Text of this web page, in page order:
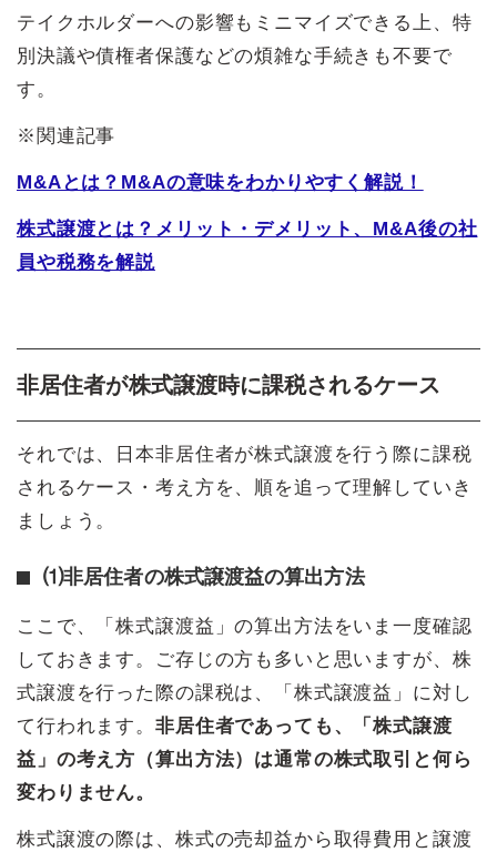
テイクホルダーへの影響もミニマイズできる上、特
別決議や債権者保護などの煩雑な手続きも不要で
す。
※関連記事
M&Aとは？M&Aの意味をわかりやすく解説！
株式譲渡とは？メリット・デメリット、M&A後の社
員や税務を解説
非居住者が株式譲渡時に課税されるケース
それでは、日本非居住者が株式譲渡を行う際に課税
されるケース・考え方を、順を追って理解していき
ましょう。
⑴非居住者の株式譲渡益の算出方法
ここで、「株式譲渡益」の算出方法をいま一度確認
しておきます。ご存じの方も多いと思いますが、株
式譲渡を行った際の課税は、「株式譲渡益」に対し
て行われます。 非居住者であっても、「株式譲渡
益」の考え方（算出方法）は通常の株式取引と何ら
変わりません。
株式譲渡の際は、株式の売却益から取得費用と譲渡